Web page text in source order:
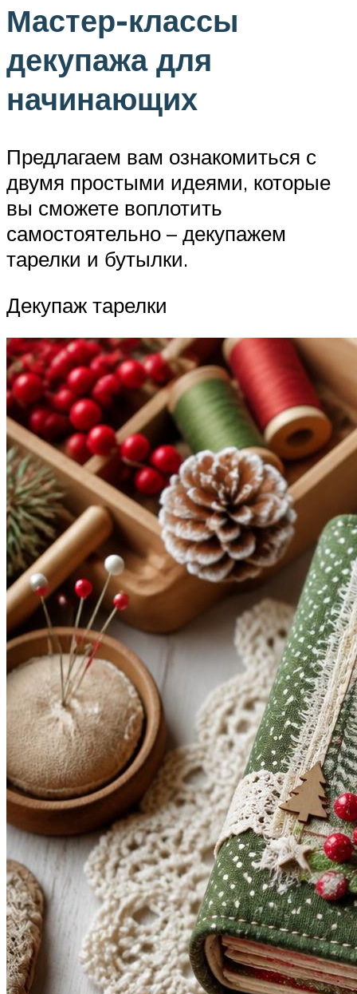
Мастер-классы
декупажа для
начинающих
Предлагаем вам ознакомиться с
двумя простыми идеями, которые
вы сможете воплотить
самостоятельно – декупажем
тарелки и бутылки.
Декупаж тарелки